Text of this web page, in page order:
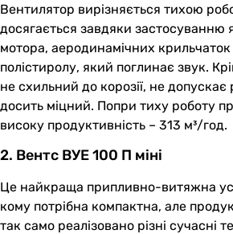
Вентилятор вирізняється тихою
досягається завдяки застосуванню
мотора, аеродинамічних крильчаток
полістиролу, який поглинає звук.
не схильний до корозії, не допускає
досить міцний. Попри тиху роботу
високу продуктивність – 313 м³/год.
2. Вентс ВУЕ 100 П міні
Це найкраща припливно-витяжна
кому потрібна компактна, але
так само реалізовано різні сучасні